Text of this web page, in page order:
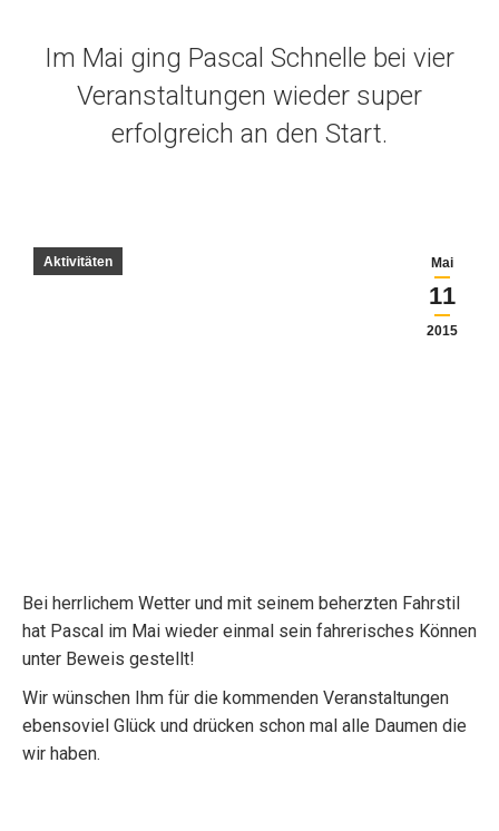
Im Mai ging Pascal Schnelle bei vier
Veranstaltungen wieder super
erfolgreich an den Start.
Mai
11
2015
Aktivitäten
Bei herrlichem Wetter und mit seinem beherzten Fahrstil
hat Pascal im Mai wieder einmal sein fahrerisches Können
unter Beweis gestellt!
Wir wünschen Ihm für die kommenden Veranstaltungen
ebensoviel Glück und drücken schon mal alle Daumen die
wir haben.